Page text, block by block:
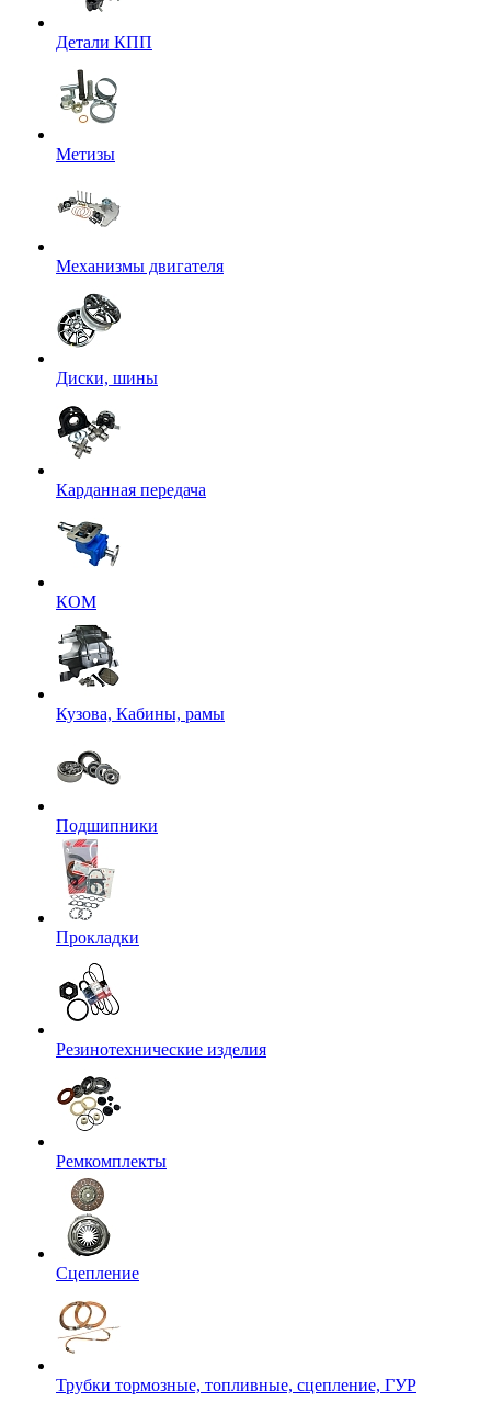
Детали КПП
Метизы
Механизмы двигателя
Диски, шины
Карданная передача
КОМ
Кузова, Кабины, рамы
Подшипники
Прокладки
Резинотехнические изделия
Ремкомплекты
Сцепление
Трубки тормозные, топливные, сцепление, ГУР